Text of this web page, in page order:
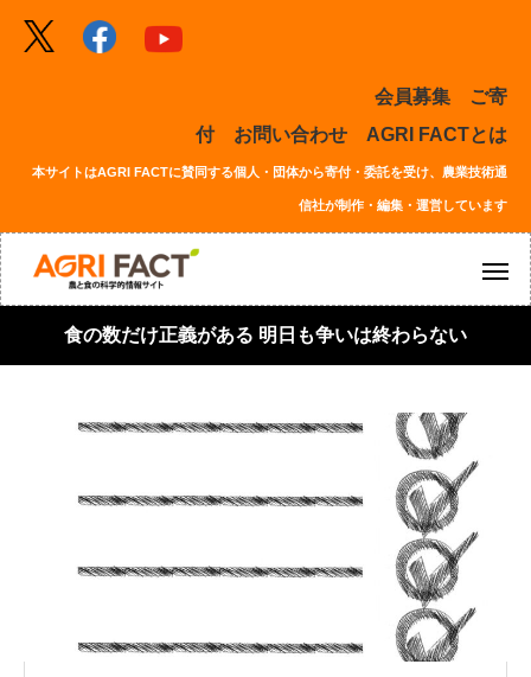
会員募集
ご寄
付
お問い合わせ AGRI FACTとは
本サイトはAGRI FACTに賛同する個人・団体から寄付・委託を受け、農業技術通
信社が制作・編集・運営しています
食の数だけ正義がある 明日も争いは終わらない